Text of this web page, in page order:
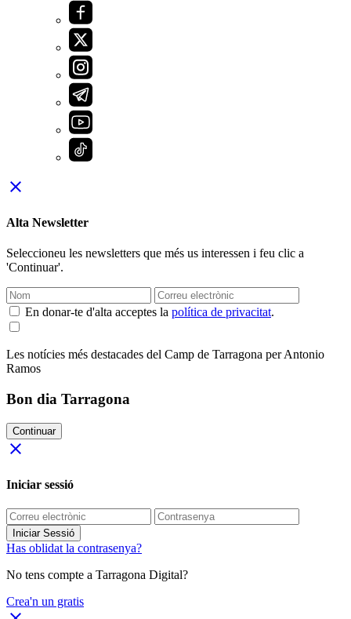
close
Alta Newsletter
Seleccioneu les newsletters que més us interessen i feu clic a
'Continuar'.
En donar-te d'alta acceptes la política de privacitat.
Les notícies més destacades del Camp de Tarragona per Antonio
Ramos
Bon dia Tarragona
Continuar
close
Iniciar sessió
Iniciar Sessió
Has oblidat la contrasenya?
No tens compte a Tarragona Digital?
Crea'n un gratis